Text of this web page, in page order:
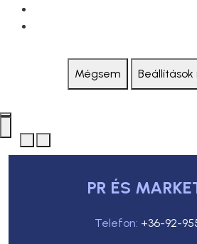
Mégsem
PR ÉS
Telefon: +36-92-